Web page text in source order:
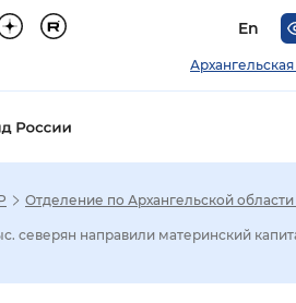
En
Отделение по Архангельской
северян направили материнский